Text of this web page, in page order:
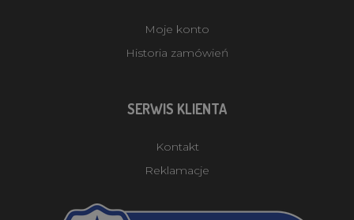
Moje konto
Historia zamówień
SERWIS KLIENTA
Kontakt
Reklamacje